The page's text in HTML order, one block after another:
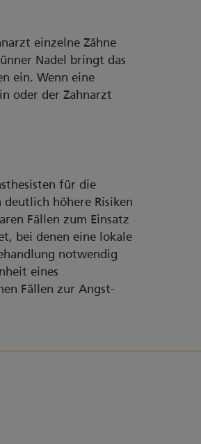
einzelne Zähne
Nadel bringt das
ein. Wenn eine
oder der Zahnarzt
für die
höhere Risiken
Fällen zum Einsatz
bei denen eine lokale
notwendig
eines
Fällen zur Angst-